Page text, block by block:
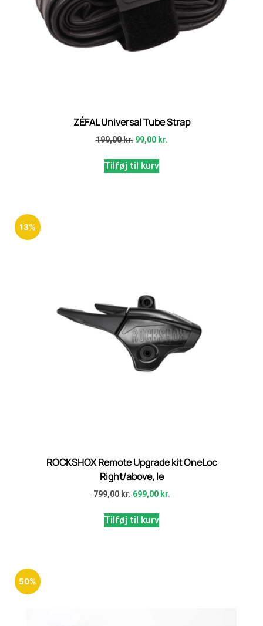
ZÉFAL Universal Tube Strap
199,00kr. 99,00 kr.
Tilføj til kurv
13%
ROCKSHOX Remote Upgrade kit OneLoc
Right/above, le
799,00kr. 699,00 kr.
Tilføj til kurv
50%